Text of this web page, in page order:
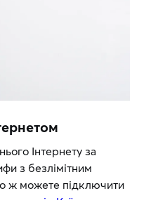
Інтернету за
з безлімітним
ж можете підключити